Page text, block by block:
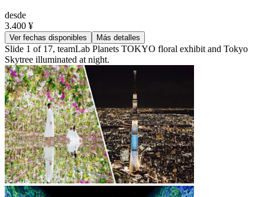
desde
3.400 ¥
Ver fechas disponibles Más detalles
Slide 1 of 17, teamLab Planets TOKYO floral exhibit and Tokyo
Skytree illuminated at night.